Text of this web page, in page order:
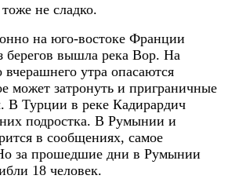
не сладко.
на юго-востоке Франции
берегов вышла река Вор. На
вчерашнего утра опасаются
может затронуть и приграничные
В Турции в реке Кадирардич
подростка. В Румынии и
в сообщениях, самое
за прошедшие дни в Румынии
18 человек.